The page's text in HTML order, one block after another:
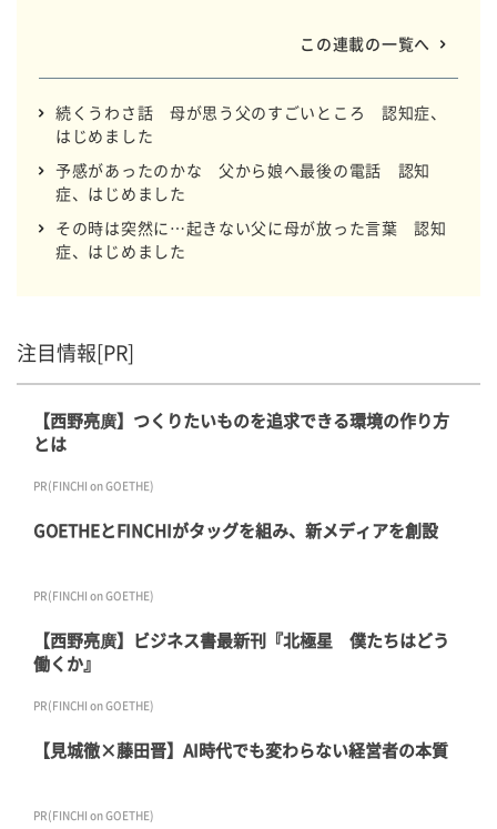
この連載の一覧へ
続くうわさ話 母が思う父のすごいところ 認知症、
はじめました
予感があったのかな 父から娘へ最後の電話 認知
症、はじめました
その時は突然に…起きない父に母が放った言葉 認知
症、はじめました
注目情報[PR]
【西野亮廣】つくりたいものを追求できる環境の作り方
とは
PR(FINCHI on GOETHE)
GOETHEとFINCHIがタッグを組み、新メディアを創設
PR(FINCHI on GOETHE)
【西野亮廣】ビジネス書最新刊『北極星 僕たちはどう
働くか』
PR(FINCHI on GOETHE)
【見城徹×藤田晋】AI時代でも変わらない経営者の本質
PR(FINCHI on GOETHE)